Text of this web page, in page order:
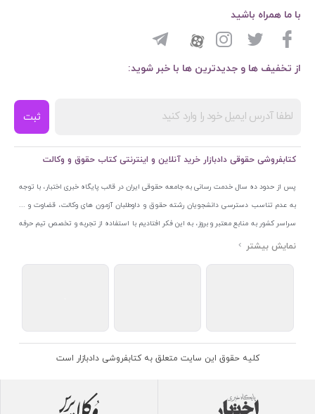
از تخفیف ها و جدیدترین ها با خبر شوید:
ثبت
با ما همراه باشید
کتابفروشی حقوقی دادبازار خرید آنلاین و اینترنتی کتاب حقوق و وکالت
پس از حدود ده سال خدمت رسانی به جامعه حقوقی ایران در قالب پایگاه خبری اختبار، با توجه
به عدم تناسب دسترسی دانشجویان رشته حقوق و داوطلبان آزمون های وکالت، قضاوت و ...
سراسر کشور به منابع معتبر و بروز، به این فکر افتادیم با استفاده از تجربه و تخصص تیم حرفه
ای اختبار خدمتی جدید به جامعه حقوقی ایران ارائه کنیم. به این منظور با راه اندازی و تجهیز
اتحادیه ناشران و کتابفروشان تهران به منظور ارائه مطمئن ترین خدمات مجموعه بسیار کامل و
معتبری از کتاب های حقوقی را به علاقمندان عرضه کرده ایم. علاوه بر این با بهره گیری از فناوری
اندازی کردیم تا علاقمندان بتوانند با اطمینان کافی و به اتکای اعتبار این مجموعه قدیمی کتاب و
کلیه حقوق این سایت متعلق به کتابفروشی دادبازار است